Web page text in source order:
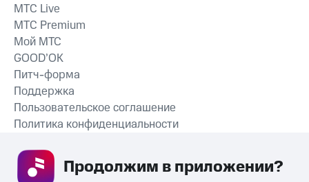
СКАЧАТЬ ПРИЛОЖЕНИЕ
MTС Live
MTС Premium
Мой МТС
GOOD’OK
Питч-форма
Поддержка
Пользовательское соглашение
Политика конфиденциальности